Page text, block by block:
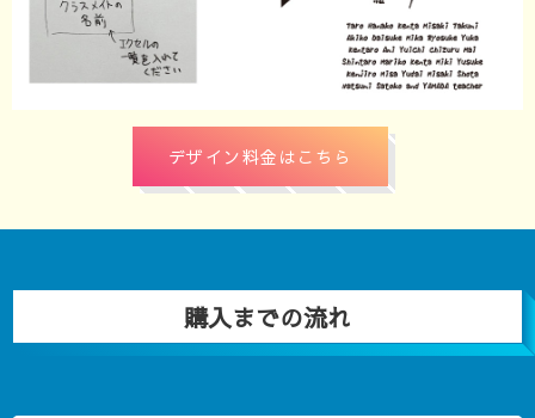
デザイン料金はこちら
購入までの流れ